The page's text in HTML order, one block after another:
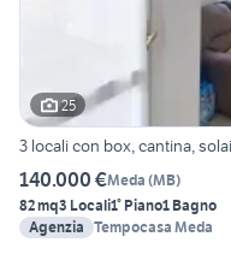
25
3 locali con box, cantina,
140.000 €Meda (MB)
82 mq3 Locali1° Piano1 Bagno
Agenzia Tempocasa Meda